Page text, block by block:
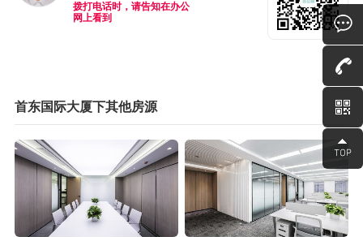
拨打电话时，请告知在办公
网上看到
首东国际大厦下其他房源